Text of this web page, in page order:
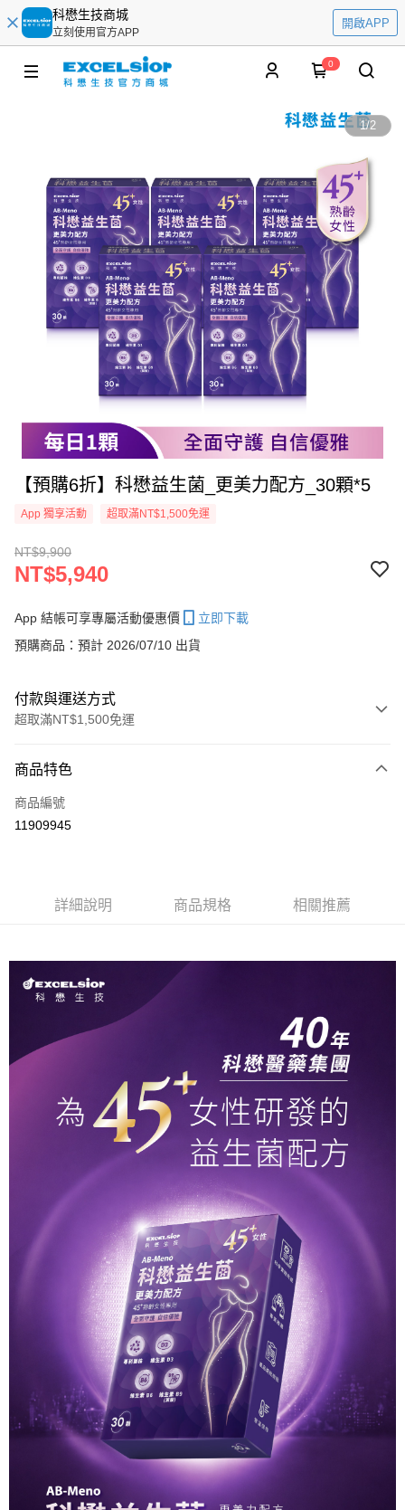
科懋生技商城
立刻使用官方APP
開啟APP
0
1/2
【預購6折】科懋益生菌_更美力配方_30顆*5
App 獨享活動 超取滿NT$1,500免運
NT$9,900
NT$5,940
App 結帳可享專屬活動優惠價
立即下載
預購商品：預計 2026/07/10 出貨
付款與運送方式
超取滿NT$1,500免運
信用卡一次付款
超商取貨付款
相關說明
流程，驗證手機門號後，選擇欲分期的期數、繳款截止日，確認付款後即完
成交易。
3.實際核准額度、可分期數及費用金額請依後續交易確認頁面所載為準。
4.訂單成立30分鐘內，如未前往確認交易或遇審核未通過，訂單將自動取
消。如遇「轉專審核」未通過狀況，表示未達大哥付你分期系統評分，恕無
法說明評估內容。
1.分期款項不併入電信帳單，「大哥付你分期」於每月結算日後寄送繳費提
醒簡訊。
2.透過簡訊連結打開帳單後，可選擇「超商條碼／台灣大直營門市／銀行轉
帳／街口支付／iPASS MONEY」等通路繳費。
1.本服務係由「台灣大哥大股份有限公司」（以下簡稱本公司）所提供，讓
用戶於交易時，得透過本服務購買商品或服務，並由商店將買賣／分期付款
買賣價金債權讓與本公司後，依約使用本公司帳單繳交帳款。
2.基於同意付款使用「大哥付你分期」之契約關係目的，商店將以您的個人
資料（包含姓名、電話或地址）提供予台灣大哥大進項蒐集、處理及利用，
由本公司與您本人進行分期帳單所需資料之確認、核對及更正。
3.完整用戶服務條款，請詳閱以下連結： https://oppay.tw/userRule
全家取貨付款 (滿$4,000以上僅限貨到付款)
每筆NT$60，滿NT$1,500(含以上)免運費
付款後全家取貨
每筆NT$60，滿NT$1,500(含以上)免運費
萊爾富取貨付款 (滿$20,000以上僅限貨到付款)
每筆NT$60，滿NT$1,500(含以上)免運費
每筆NT$60，滿NT$1,500(含以上)免運費
7-11取貨付款 (滿$4,000以上僅限貨到付款)
每筆NT$60，滿NT$1,500(含以上)免運費
付款後7-11取貨
每筆NT$60，滿NT$1,500(含以上)免運費
付款後宅配
每筆NT$90，滿NT$1,500(含以上)免運費
宅配貨到付款
商品特色
商品編號
11909945
詳細說明 商品規格 相關推薦